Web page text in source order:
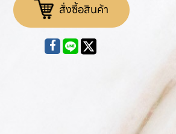
สั่งซื้อสินค้า